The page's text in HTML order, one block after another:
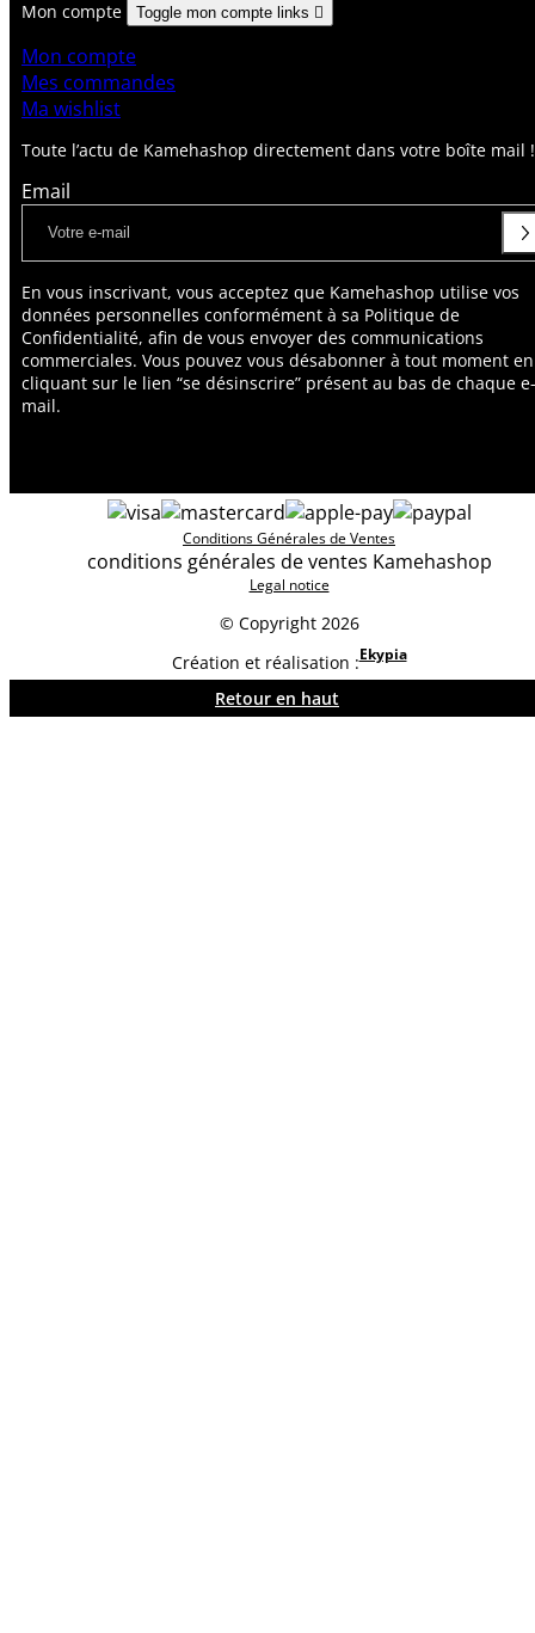
Toute l’actu de Kamehashop directement dans votre boîte mail !
Email
En vous inscrivant, vous acceptez que Kamehashop utilise vos
données personnelles conformément à sa Politique de
Confidentialité, afin de vous envoyer des communications
commerciales. Vous pouvez vous désabonner à tout moment en
cliquant sur le lien “se désinscrire” présent au bas de chaque e-
mail.
Mon compte Toggle mon compte links 
Mon compte
Mes commandes
Ma wishlist
© Copyright 2026
Conditions Générales de Ventes
conditions générales de ventes Kamehashop
Legal notice
Création et réalisation :Ekypia
Retour en haut